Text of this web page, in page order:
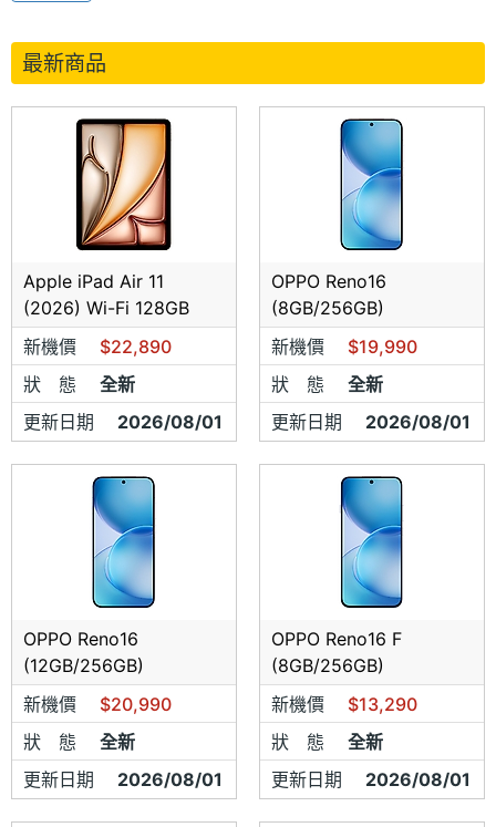
膜，以及眾多的配件服務
購買須知:
1.為維護手機王網友權益 欲 先告知店家為手機王網友
有手機王優惠價格
★
還)★★ ★★★★ ★ ★★★★
2.網路上的所有商品 皆為現場訂購 下標
前 請先來電洽詢 是否有現貨 請勿立即
下標
3.商品售出 銀貨兩訖恕不退換貨
4.手機王上所有價格 均以"現金價格"作
為售價 刷卡 請另行告知
5.購買未稅價格視同購買未含登入禮之
手機，如來店購買之手機王網友代表同
意。
6.因本商店為實體銷售通路非消保法19
條特種買賣型態故不受理 :消保法7日鑑
最新商品
Apple iPad Air 11
(2026) Wi-Fi 128GB
新機價
$22,890
狀 態
全新
更新日期
2026/08/01
OPPO Reno16
(8GB/256GB)
新機價
$19,990
狀 態
全新
更新日期
2026/08/01
OPPO Reno16
(12GB/256GB)
新機價
$20,990
狀 態
全新
更新日期
2026/08/01
OPPO Reno16 F
(8GB/256GB)
新機價
$13,290
狀 態
全新
更新日期
2026/08/01